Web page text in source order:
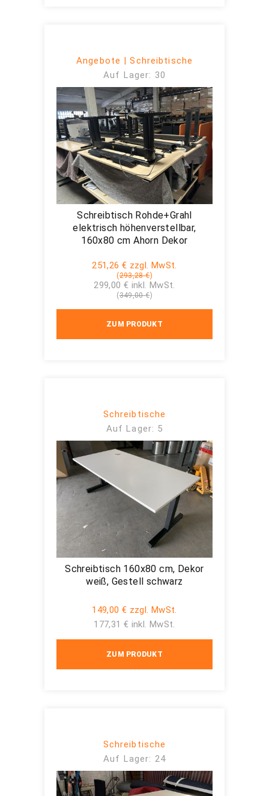
Angebote | Schreibtische
Auf Lager: 30
Schreibtisch Rohde+Grahl
elektrisch höhenverstellbar,
160x80 cm Ahorn Dekor
251,26 € zzgl. MwSt.
(293,28 €)
299,00 € inkl. MwSt.
(349,00 €)
ZUM PRODUKT
Schreibtische
Auf Lager: 5
Schreibtisch 160x80 cm, Dekor
weiß, Gestell schwarz
149,00 € zzgl. MwSt.
177,31 € inkl. MwSt.
ZUM PRODUKT
Schreibtische
Auf Lager: 24